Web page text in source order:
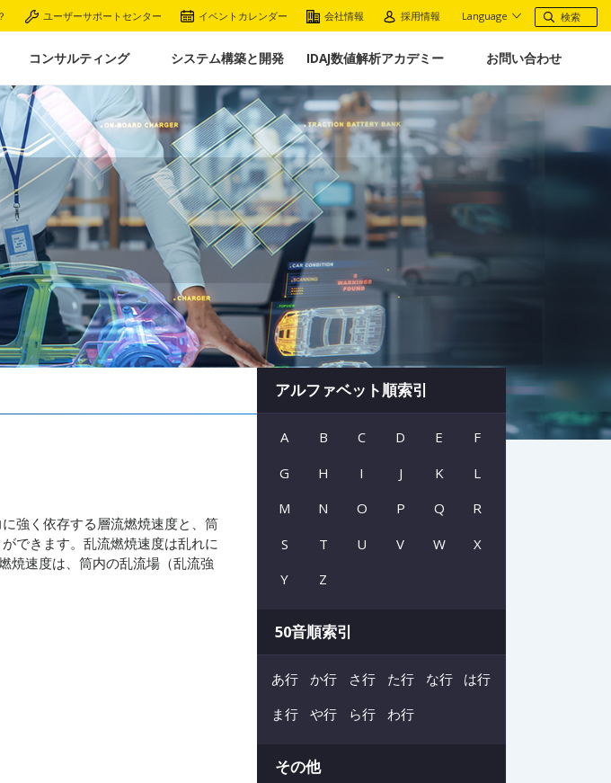
ユーザーサポートセンター イベントカレンダー 会社情報 採用情報 Language
コンサルティング システム構築と開発 IDAJ数値解析アカデミー お問い合わせ
強く依存する層流燃焼速度と、筒
できます。乱流燃焼速度は乱れに
焼速度は、筒内の乱流場（乱流強
アルファベット順索引
A B C D E
F
G
H I J K
L
M
N O P Q
R
S
T U V W
X
Y
Z
50音順索引
あ行 か行 さ行 た行 な行
は行
ま行
や行 ら行 わ行
その他